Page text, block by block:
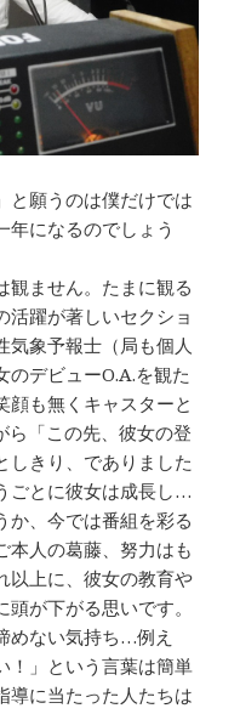
と願うのは僕だけでは
年になるのでしょう
観ません。たまに観る
活躍が著しいセクショ
気象予報士（局も個人
のデビューO.A.を観た
顔も無くキャスターと
「この先、彼女の登
しきり、でありました
ごとに彼女は成長し…
か、今では番組を彩る
本人の葛藤、努力はも
以上に、彼女の教育や
が下がる思いです。
めない気持ち…例え
！」という言葉は簡単
導に当たった人たちは